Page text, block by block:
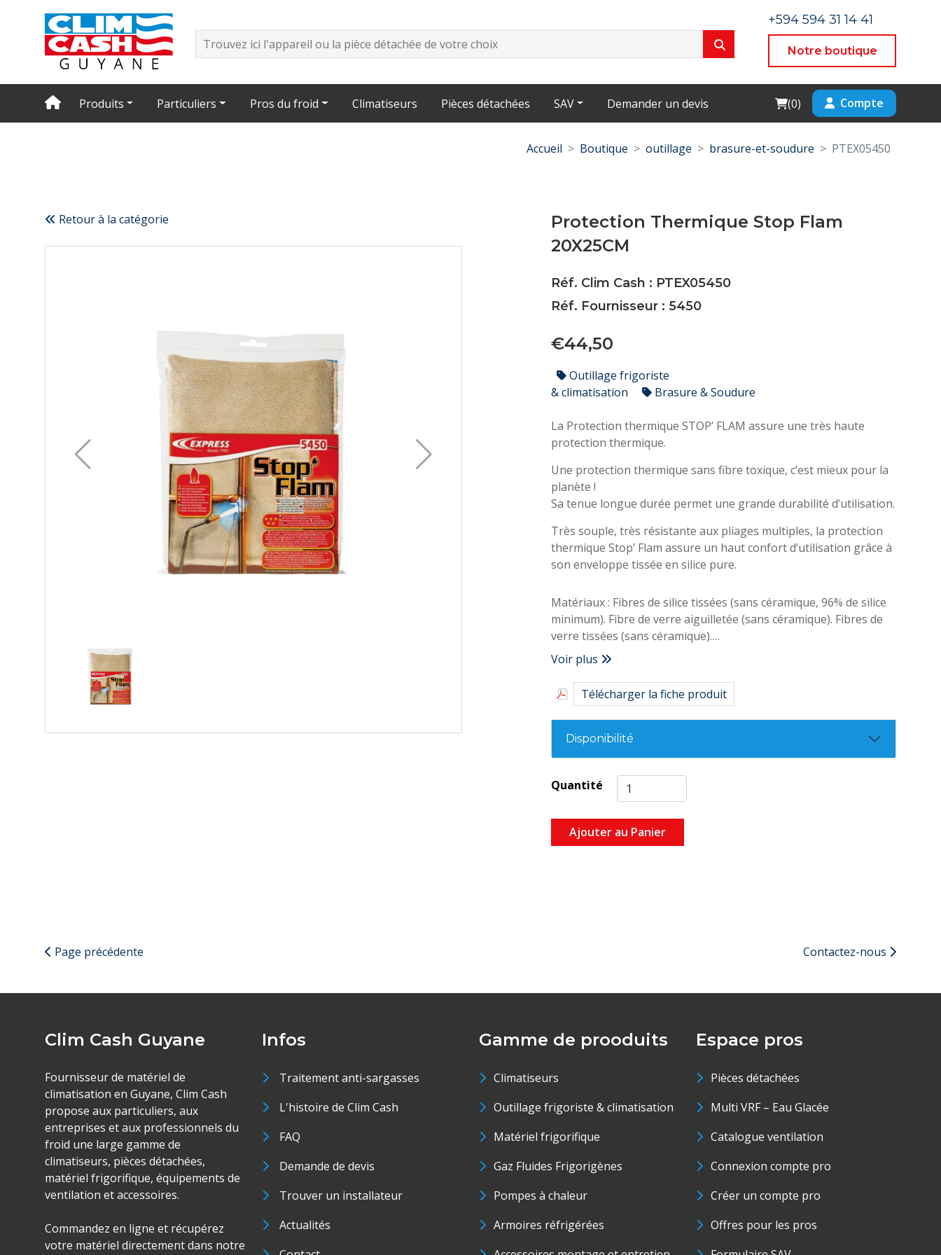
+594 594 31 14 41
Notre boutique
Produits Particuliers Pros du froid Climatiseurs Pièces détachées SAV Demander un devis Cart
(0) Compte
Accueil Boutique outillage brasure-et-soudure PTEX05450
Retour à la catégorie
Protection Thermique Stop Flam
20X25CM
Réf. Clim Cash : PTEX05450
Réf. Fournisseur : 5450
€44,50
Outillage frigoriste
& climatisation
Brasure & Soudure
La Protection thermique STOP’ FLAM assure une très haute
protection thermique.
Une protection thermique sans fibre toxique, c’est mieux pour la
planète !
Sa tenue longue durée permet une grande durabilité d’utilisation.
Très souple, très résistante aux pliages multiples, la protection
thermique Stop’ Flam assure un haut confort d’utilisation grâce à
son enveloppe tissée en silice pure.
Matériaux : Fibres de silice tissées (sans céramique, 96% de silice
minimum). Fibre de verre aiguilletée (sans céramique). Fibres de
verre tissées (sans céramique).
Épaisseur (en mm) : 13
Format : 20 × 25
Voir plus
Télécharger la fiche produit
Disponibilité
Quantité
Ajouter au Panier
Page précédente Contactez-nous
Clim Cash Guyane
Fournisseur de matériel de
climatisation en Guyane, Clim Cash
propose aux particuliers, aux
entreprises et aux professionnels du
froid une large gamme de
climatiseurs, pièces détachées,
matériel frigorifique, équipements de
ventilation et accessoires.
Commandez en ligne et récupérez
votre matériel directement dans notre
Infos
Traitement anti-sargasses
L'histoire de Clim Cash
FAQ
Demande de devis
Trouver un installateur
Actualités
Gamme de prooduits
Climatiseurs
Outillage frigoriste & climatisation
Matériel frigorifique
Gaz Fluides Frigorigènes
Pompes à chaleur
Armoires réfrigérées
Espace pros
Pièces détachées
Multi VRF – Eau Glacée
Catalogue ventilation
Connexion compte pro
Créer un compte pro
Offres pour les pros